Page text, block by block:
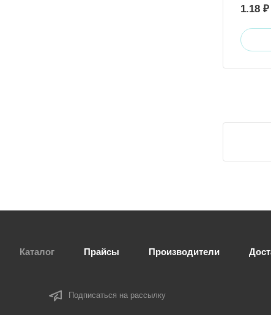
1.18 ₽
Каталог Прайсы Производители
Подписаться на рассылку